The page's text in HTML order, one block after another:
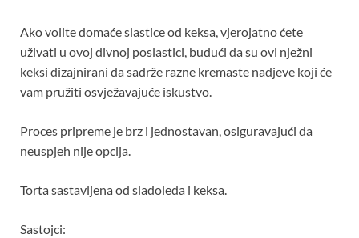
Ako volite domaće slastice od keksa, vjerojatno ćete
uživati ​​u ovoj divnoj poslastici, budući da su ovi nježni
keksi dizajnirani da sadrže razne kremaste nadjeve koji će
vam pružiti osvježavajuće iskustvo.
Proces pripreme je brz i jednostavan, osiguravajući da
neuspjeh nije opcija.
Torta sastavljena od sladoleda i keksa.
Sastojci: